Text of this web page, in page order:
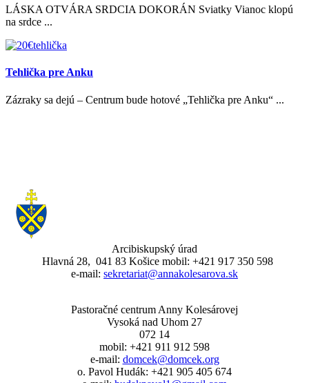
LÁSKA OTVÁRA SRDCIA DOKORÁN Sviatky Vianoc klopú
na srdce ...
Tehlička pre Anku
Zázraky sa dejú – Centrum bude hotové „Tehlička pre Anku“ ...
Arcibiskupský úrad
Hlavná 28, 041 83 Košice mobil: +421 917 350 598
e-mail: sekretariat@annakolesarova.sk
Pastoračné centrum Anny Kolesárovej
Vysoká nad Uhom 27
072 14
mobil: +421 911 912 598
e-mail: domcek@domcek.org
o. Pavol Hudák: +421 905 405 674